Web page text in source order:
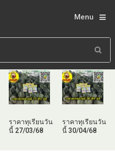
Menu
ราคาทุเรียนวัน
นี้ 27/03/68
ราคาทุเรียนวัน
นี้ 30/04/68